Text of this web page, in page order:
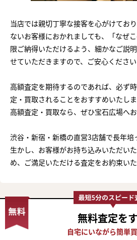
当店では親切丁寧な接客を心がけてお
ないお客様におかれましても、「なぜ
限ご納得いただけるよう、細かなご説
せていただきますので、ご安心ください
高額査定を期待するのであれば、必ず
定・買取されることをおすすめいたし
高額査定・買取なら、ぜひ宝石広場へ
渋谷・新宿・新橋の直営3店舗で長年
生かし、お客様がお持ち込みいただい
め、ご満足いただける査定をお約束いた
無料査定を
まずは
かんたん30秒でお